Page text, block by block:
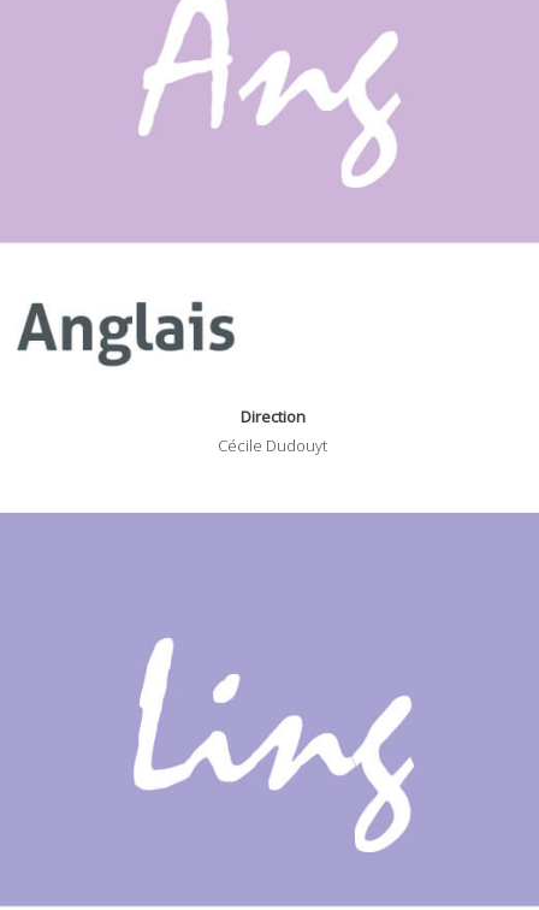
Direction
Cécile Dudouyt